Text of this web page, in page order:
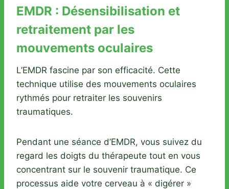
EMDR : Désensibilisation et
retraitement par les
mouvements oculaires
L’EMDR fascine par son efficacité. Cette
technique utilise des mouvements oculaires
rythmés pour retraiter les souvenirs
traumatiques.
Pendant une séance d’EMDR, vous suivez du
regard les doigts du thérapeute tout en vous
concentrant sur le souvenir traumatique. Ce
processus aide votre cerveau à « digérer »